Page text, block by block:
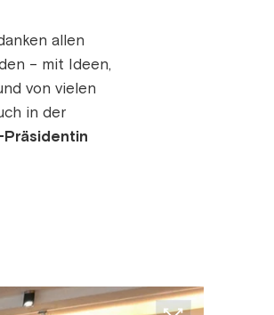
allen
– mit Ideen,
von vielen
in der
Präsidentin